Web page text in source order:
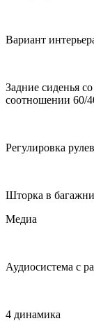
Вариант
Задние сиденья
соотношении 60/
Регулировка
Шторка в
Медиа
Аудиосистема с
4 динамика